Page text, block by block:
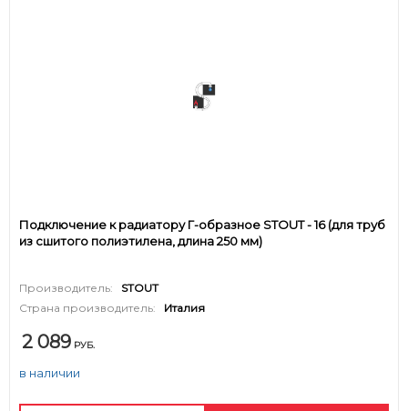
Подключение к радиатору Г-образное STOUT - 16 (для труб
из сшитого полиэтилена, длина 250 мм)
Производитель:
STOUT
Страна производитель:
Италия
2 089 РУБ.
в наличии